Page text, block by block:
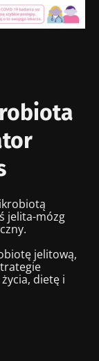
jelita-mózg
jelitową,
dietę i